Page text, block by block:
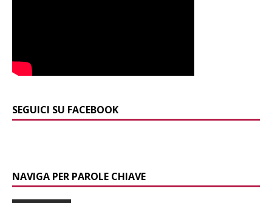
SEGUICI SU FACEBOOK
NAVIGA PER PAROLE CHIAVE